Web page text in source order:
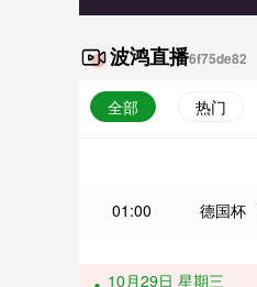
波鸿直播6f75de82
全部 热门
01:00 德国杯
10月29日 星期三